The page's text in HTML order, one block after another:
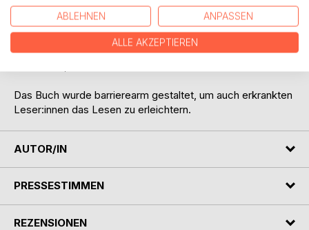
Erfahrungsbericht über eine der schwersten Krankheiten
der Welt und eine Aufforderung nicht mehr wegzusehen.
Für alle, die glauben, es sei nur Erschöpfung. Und für jene,
Das Buch wurde barrierearm gestaltet, um auch erkrankten
Leser:innen das Lesen zu erleichtern.
AUTOR/IN
PRESSESTIMMEN
REZENSIONEN
ABLEHNEN ANPASSEN
ALLE AKZEPTIEREN